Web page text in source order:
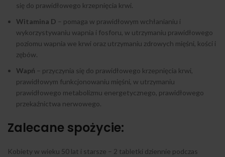
się do prawidłowego krzepnięcia krwi.
Witamina D – pomaga w prawidłowym wchłanianiu i
wykorzystywaniu wapnia i fosforu, w utrzymaniu prawidłowego
poziomu wapnia we krwi oraz utrzymaniu zdrowych mięśni, kości i
zębów.
Wapń – przyczynia się do prawidłowego krzepnięcia krwi,
prawidłowym funkcjonowaniu mięśni, w utrzymaniu
prawidłowego metabolizmu energetycznego, prawidłowego
przekaźnictwa nerwowego.
Zalecane spożycie:
Kobiety w wieku 50 lat i starsze – 2 tabletki dziennie podczas